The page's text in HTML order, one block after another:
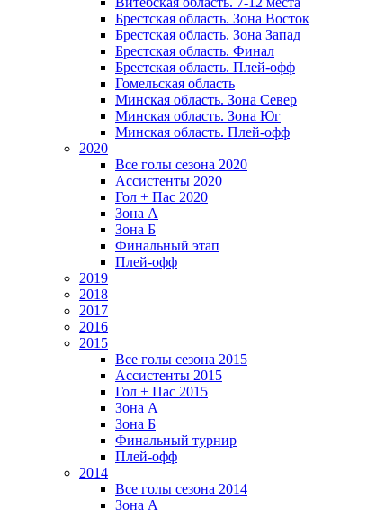
Брестская область. Зона Восток
Брестская область. Зона Запад
Брестская область. Финал
Брестская область. Плей-офф
Гомельская область
Минская область. Зона Север
Минская область. Зона Юг
Минская область. Плей-офф
2020
Все голы сезона 2020
Ассистенты 2020
Гол + Пас 2020
Зона А
Зона Б
Финальный этап
Плей-офф
2019
2018
2017
2016
2015
Все голы сезона 2015
Ассистенты 2015
Гол + Пас 2015
Зона А
Зона Б
Финальный турнир
Плей-офф
2014
Все голы сезона 2014
Зона А